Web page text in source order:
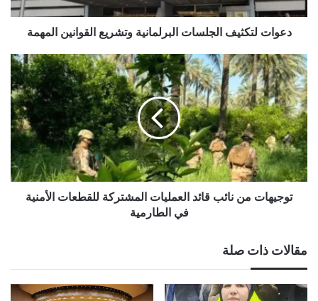
دعوات لتكثيف الجلسات البرلمانية وتشريع القوانين المهمة
توجيهات
من
نائب
قائد
العمليات
المشتركة
للقطعات
الأمنية
في
الطارمية
توجيهات من نائب قائد العمليات المشتركة للقطعات الأمنية
في الطارمية
مقالات ذات صلة